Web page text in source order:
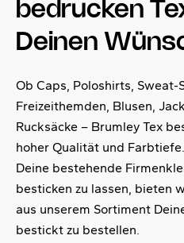
bedrucken
Deinen
Ob Caps, Poloshirts, Sweat-
Freizeithemden, Blusen,
Rucksäcke – Brumley Tex
hoher Qualität und
Deine bestehende
besticken zu lassen, bieten
aus unserem Sortiment
bestickt zu bestellen.